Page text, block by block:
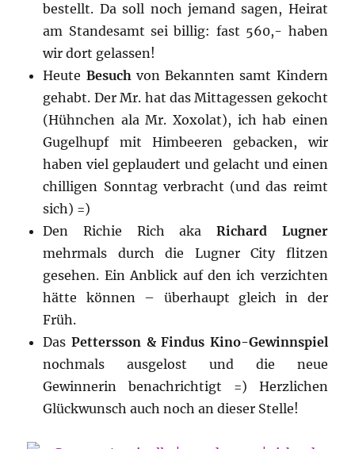
bestellt. Da soll noch jemand sagen, Heirat
am Standesamt sei billig: fast 560,- haben
wir dort gelassen!
Heute Besuchvon Bekannten samt Kindern
gehabt. Der Mr. hat das Mittagessen gekocht
(Hühnchen ala Mr. Xoxolat), ich hab einen
Gugelhupf mit Himbeeren gebacken, wir
haben viel geplaudert und gelacht und einen
chilligen Sonntag verbracht (und das reimt
sich) =)
Den Richie Rich aka Richard Lugner
mehrmals durch die Lugner City flitzen
gesehen. Ein Anblick auf den ich verzichten
hätte können – überhaupt gleich in der
Früh.
Das Pettersson & Findus Kino-Gewinnspiel
nochmals ausgelost und die neue
Gewinnerin benachrichtigt =) Herzlichen
Glückwunsch auch noch an dieser Stelle!